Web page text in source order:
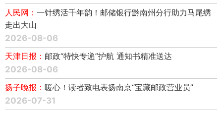
人民网： 一针绣活千年韵！邮储银行黔南州分行助力马尾绣
走出大山
2026-08-06
天津日报： 邮政“特快专递”护航 通知书精准送达
2026-08-06
扬子晚报： 暖心！读者致电表扬南京“宝藏邮政营业员”
2026-07-31